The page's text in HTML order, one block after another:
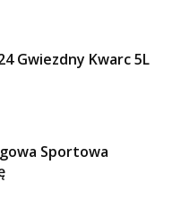
Gwiezdny Kwarc 5L
Sportowa